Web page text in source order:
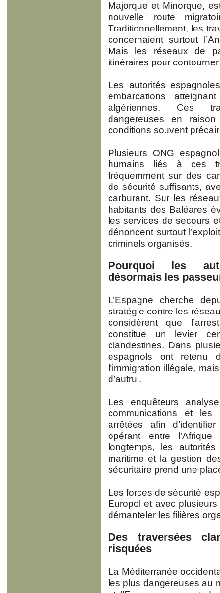
Majorque et Minorque,
nouvelle route
Traditionnellement, les
concernaient surtout
Mais les réseaux de
itinéraires pour
Les autorités
embarcations
algériennes. Ces
dangereuses en
conditions souvent
Plusieurs ONG
humains liés à ces
fréquemment sur des
de sécurité suffisants,
carburant. Sur les
habitants des Baléares
les services de secours
dénoncent surtout
criminels organisés.
Pourquoi les
désormais les
L’Espagne cherche
stratégie contre les
considèrent que
constitue un levier
clandestines. Dans
espagnols ont retenu
l’immigration illégale,
d’autrui.
Les enquêteurs
communications et les
arrêtées afin
opérant entre
longtemps, les
maritime et la gestion
sécuritaire prend une
Les forces de sécurité
Europol et avec
démanteler les filières
Des traversées
risquées
La Méditerranée
les plus dangereuses au